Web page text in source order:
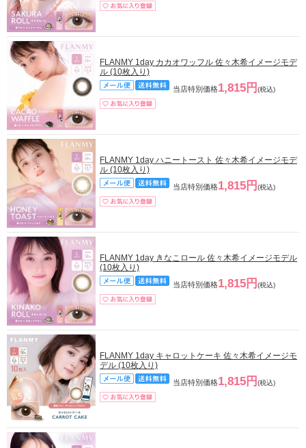
FLANMY 1day カカオワッフル 佐々木希イメージモデ
ル (10枚入り)
当店特別価格1,815円 (税込)
FLANMY 1day ハニートースト 佐々木希イメージモデ
ル (10枚入り)
当店特別価格1,815円 (税込)
FLANMY 1day きなこロール 佐々木希イメージモデル
(10枚入り)
当店特別価格1,815円 (税込)
FLANMY 1day キャロットケーキ 佐々木希イメージモ
デル (10枚入り)
当店特別価格1,815円 (税込)